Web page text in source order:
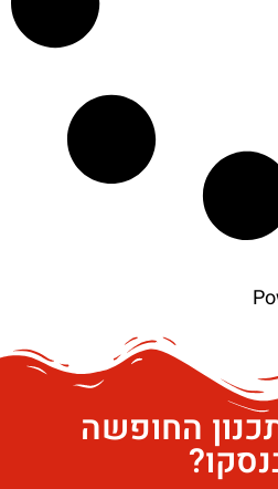
החופשה